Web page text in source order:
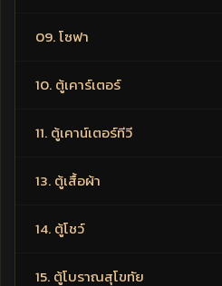
09. โซฟา
10. ตู้เคาร์เตอร์
11. ตู้เคาน์เตอร์ทีวี
13. ตู้เสื้อผ้า
14. ตู้โชว์
15. ตู้โบราณสุโขทัย